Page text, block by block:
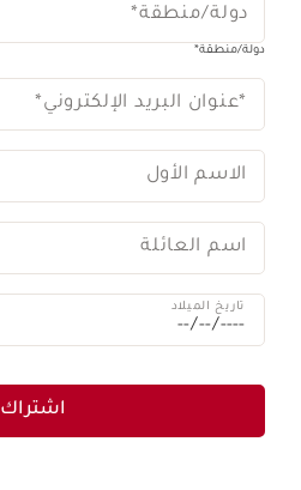
دولة/منطقة*
دولة/منطقة*
*عنوان البريد الإلكتروني*
الاسم الأول
اسم العائلة
تاريخ الميلاد
اشتراك